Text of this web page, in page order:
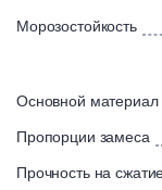
цемента,
Сфера работ:
Устройство
Морозостойкость
Основной материал
Пропорции замеса
Прочность на